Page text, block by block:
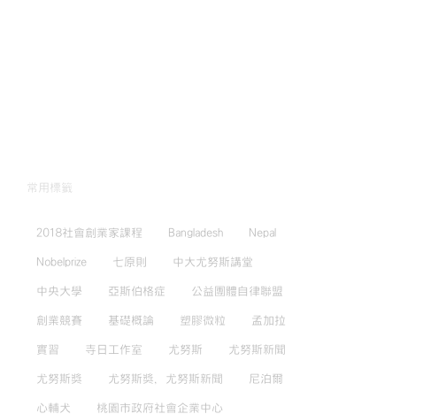
常用標籤
2018社會創業家課程 Bangladesh Nepal
Nobelprize 七原則 中大尤努斯講堂
中央大學 亞斯伯格症 公益團體自律聯盟
創業競賽 基礎概論 塑膠微粒 孟加拉
實習 寺日工作室 尤努斯 尤努斯新聞
尤努斯獎 尤努斯獎，尤努斯新聞 尼泊爾
心輔犬 桃園市政府社會企業中心